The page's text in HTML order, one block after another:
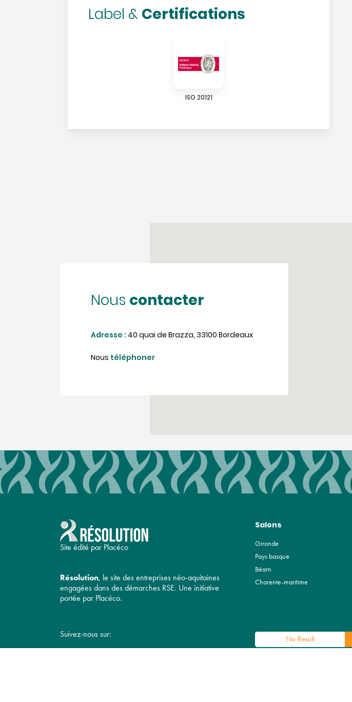
Label &Certifications
ISO 20121
Nous contacter
Adresse : 40 quai de Brazza, 33100 Bordeaux
Nous téléphoner
Site édité par Placéco
Résolution, le site des entreprises néo-aquitaines
engagées dans des démarches RSE. Une initiative
portée par Placéco.
Suivez-nous sur:
Salons
Gironde
Pays basque
Béarn
Charente-maritime
No Result